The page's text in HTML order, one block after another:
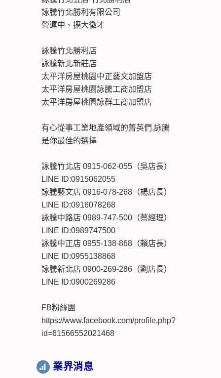
詠騰竹北勝利有限公司
營運中、擴大徵才
詠騰竹北勝利店
詠騰新北新莊店
太平洋房屋桃園中正藝文加盟店
太平洋房屋桃園詠騰工商加盟店
太平洋房屋桃園詠群工商加盟店
有心從事工業地產領域的菁英們,詠騰
是你最佳的選擇
詠騰竹北店 0915-062-055（吳店長）
LINE ID:0915062055
詠騰藝文店 0916-078-268（楊店長）
LINE ID:0916078268
詠騰中路店 0989-747-500（蔡經理）
LINE ID:0989747500
詠騰中正店 0955-138-868（賴店長）
LINE ID:0955138868
詠騰新北店 0900-269-286（劉店長）
LINE ID:0900269286
FB粉絲團
https://www.facebook.com/profile.php?
id=61566552021468
業界消息